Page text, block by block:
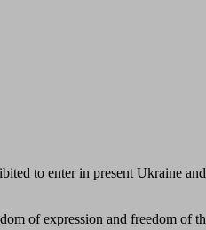
to enter in present Ukraine
of expression and freedom of